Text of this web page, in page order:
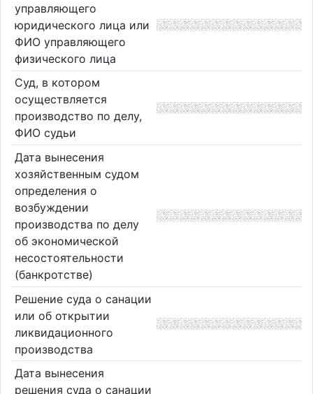
управляющего
юридического лица или
ФИО управляющего
физического лица
Суд, в котором
осуществляется
производство по делу,
ФИО судьи
Дата вынесения
хозяйственным судом
определения о
возбуждении
производства по делу
об экономической
несостоятельности
(банкротстве)
Решение суда о санации
или об открытии
ликвидационного
производства
Дата вынесения
решения суда о санации